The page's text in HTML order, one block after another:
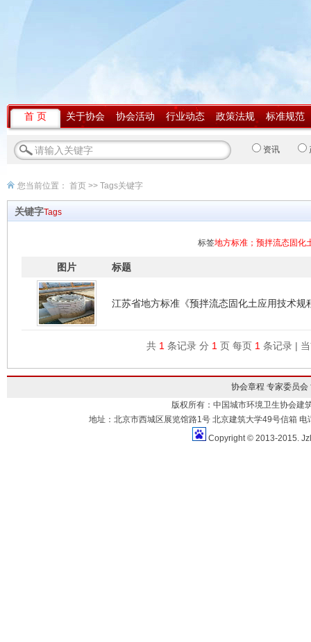
首 页 关于协会 协会活动 行业动态 政策法规 标准规范
资讯
您当前位置： 首页 >> Tags关键字
关键字Tags
标签地方标准；预拌流态固化
图片 标题
江苏省地方标准《预拌流态固化土应用技术规
共 1 条记录 分 1 页 每页 1 条记录 |
协会章程 专家委员会
版权所有：中国城市环境卫生协会建
地址：北京市西城区展览馆路1号 北京建筑大学49号信箱
Copyright © 2013-2015.